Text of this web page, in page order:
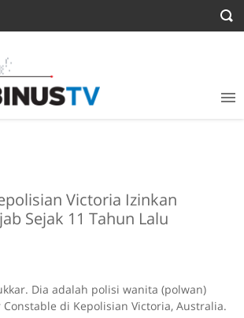
Victoria Izinkan
Sejak 11 Tahun Lalu
Dia adalah polisi wanita (polwan)
di Kepolisian Victoria, Australia.